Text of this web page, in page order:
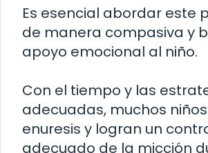
Es esencial abordar este
de manera compasiva y
apoyo emocional al niño.
Con el tiempo y las
adecuadas, muchos
enuresis y logran un
adecuado de la micción